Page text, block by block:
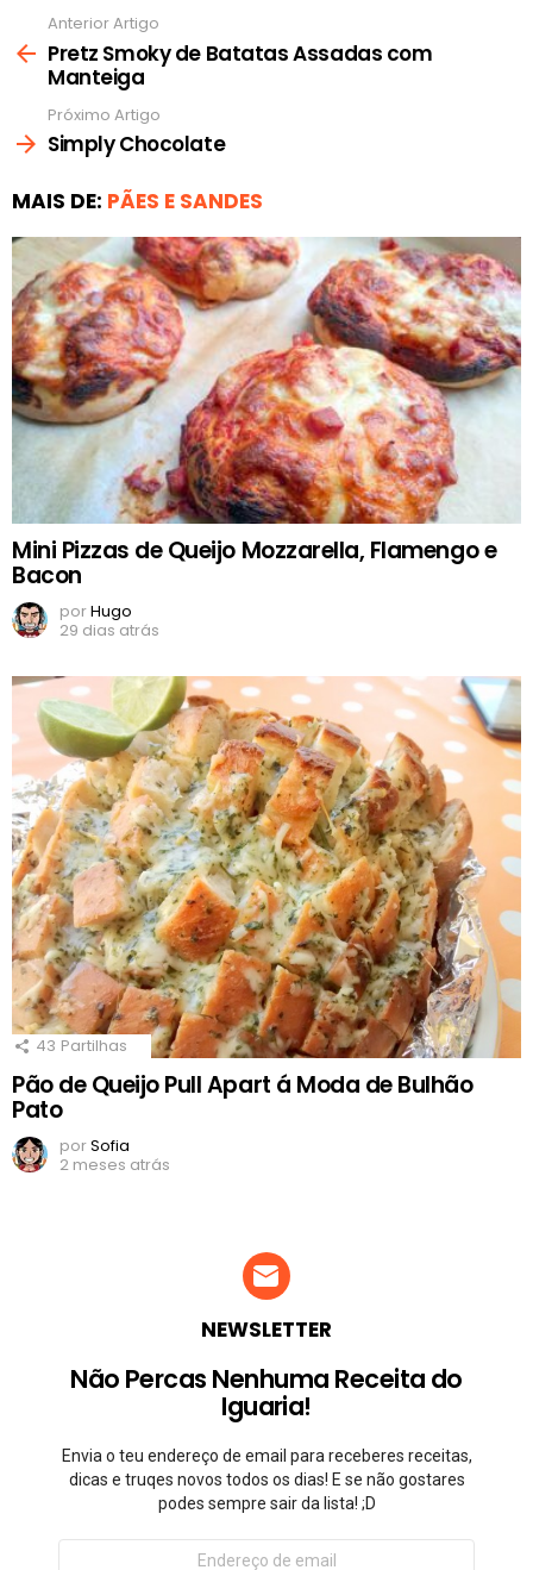
mais
Anterior Artigo
Pretz Smoky de Batatas Assadas com
Manteiga
Próximo Artigo
Simply Chocolate
MAIS DE: PÃES E SANDES
Mini Pizzas de Queijo Mozzarella, Flamengo e
Bacon
porHugo
29 dias atrás
43 Partilhas
Pão de Queijo Pull Apart á Moda de Bulhão
Pato
porSofia
2 meses atrás
NEWSLETTER
Não Percas Nenhuma Receita do
Iguaria!
Envia o teu endereço de email para receberes receitas,
dicas e truqes novos todos os dias! E se não gostares
podes sempre sair da lista! ;D
Endereço